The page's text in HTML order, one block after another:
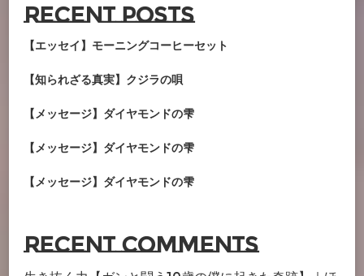
Recent Posts
【エッセイ】モーニングコーヒーセット
【知られざる真実】クジラの唄
【メッセージ】ダイヤモンドの雫
【メッセージ】ダイヤモンドの雫
【メッセージ】ダイヤモンドの雫
Recent Comments